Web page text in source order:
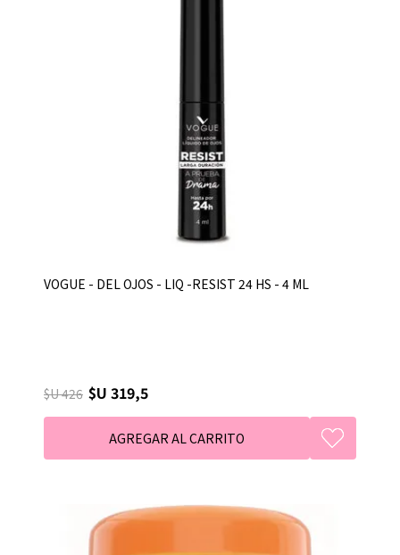
VOGUE - DEL OJOS - LIQ -RESIST 24 HS - 4 ML
$U 426 $U 319,5